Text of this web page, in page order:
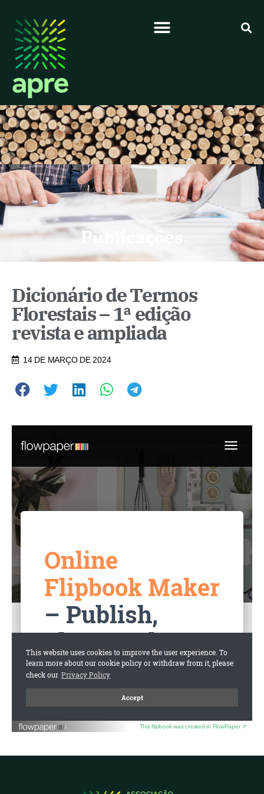
Publicações
Dicionário de Termos
Florestais – 1ª edição
revista e ampliada
14 DE MARÇO DE 2024
This flipbook was created in FlowPaper ↗